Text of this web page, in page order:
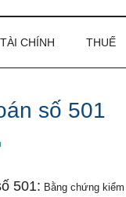
TÀI CHÍNH THUẾ
số 501
501: Bằng chứng